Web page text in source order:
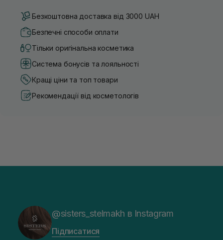
Безкоштовна доставка від 3000 UAH
Безпечні способи оплати
Тільки оригінальна косметика
Система бонусів та лояльності
Кращі ціни та топ товари
Рекомендації від косметологів
@sisters_stelmakh в Instagram
Підписатися